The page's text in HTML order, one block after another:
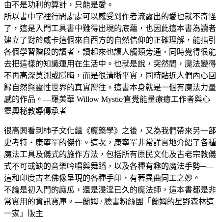
由不是功利的算計，只能是愛。
所以書中字裡行間處處可以感受到作者流露出的愛也就不奇怪
了，這是入門工具書中難得出現的底蘊，也因此這本書為讀者
建立了對於威卡這個來自西方的自然信仰的正確理解，能指引
各個學習階段的讀者，讀起來也讓人觸類旁通，同時覺得很能
去把這樣的知識運用在生活中。也就是說，突然間，魔法變得
不再高深莫測或隱晦，而是很清晰平實，同時貼近人們內心回
歸自然與靈性世界的真實嚮往。這書本身就是一個有魔法力量
感的作品。—羅美華 Willow Mystic∕直覺能量療癒工作者與心
靈奧秘教導傳承者
很高興看到柿子文化繼《魔藥學》之後，又為我們帶來另一部
史考特‧康寧罕的傑作。這次，康寧罕非常詳實地介紹了各種
魔法工具及儀式的施作方法，包括所有原民文化及古老宗教儀
式不可或缺的音樂吟唱與舞蹈，以及各種有趣的魔法手勢─—
這和印度古老佛像呈現的各種手印，有著異曲同工之妙。
不論是初入門的麻瓜，還是浸淫已久的魔法師，這本書都是非
常實用的資訊寶庫。—蘭姆 / 臉書粉絲團「蘭姆的星野森林這
一家」版主